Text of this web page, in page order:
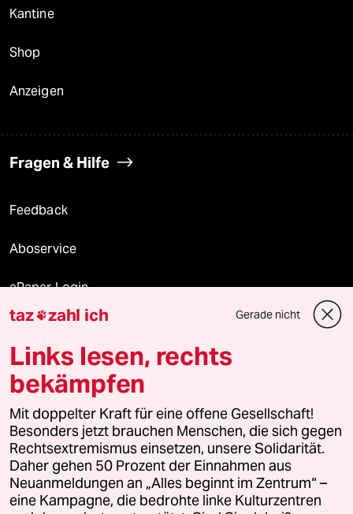
Kantine
Shop
Anzeigen
Fragen & Hilfe
Feedback
Aboservice
ePaper Login
Downloads für Abonnierende
© 2026 taz Verlags und Vertriebs GmbH
Alle Rechte vorbehalten. Bei rechtlichen Fragen oder für Genehmigungen
wenden Sie sich bitte an lizenzen@taz.de
Feedback Redaktionsstatut Kommune-Richtlinien
taz zahl ich Gerade nicht
Links lesen, rechts
bekämpfen
Mit doppelter Kraft für eine offene Gesellschaft!
Besonders jetzt brauchen Menschen, die sich gegen
Rechtsextremismus einsetzen, unsere Solidarität.
Daher gehen 50 Prozent der Einnahmen aus
Neuanmeldungen an „Alles beginnt im Zentrum“ –
eine Kampagne, die bedrohte linke Kulturzentren